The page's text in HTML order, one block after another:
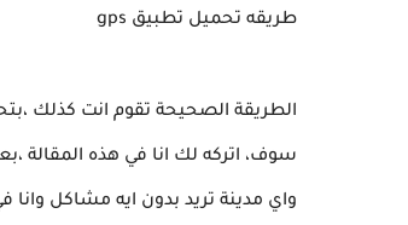
طريقه تحميل تطبيق gps
الطريقة الصحيحة تقوم انت كذلك
سوف، اتركه لك انا في هذه المقالة
واي مدينة تريد بدون ايه مشاكل